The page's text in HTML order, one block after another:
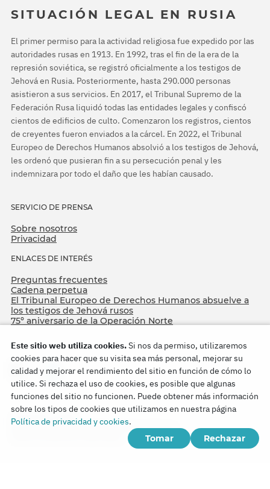
SITUACIÓN LEGAL EN RUSIA
El primer permiso para la actividad religiosa fue expedido por las
autoridades rusas en 1913. En 1992, tras el fin de la era de la
represión soviética, se registró oficialmente a los testigos de
Jehová en Rusia. Posteriormente, hasta 290.000 personas
asistieron a sus servicios. En 2017, el Tribunal Supremo de la
Federación Rusa liquidó todas las entidades legales y confiscó
cientos de edificios de culto. Comenzaron los registros, cientos
de creyentes fueron enviados a la cárcel. En 2022, el Tribunal
Europeo de Derechos Humanos absolvió a los testigos de Jehová,
les ordenó que pusieran fin a su persecución penal y les
indemnizara por todo el daño que les habían causado.
SERVICIO DE PRENSA
Sobre nosotros
Privacidad
ENLACES DE INTERÉS
Preguntas frecuentes
Cadena perpetua
El Tribunal Europeo de Derechos Humanos absuelve a
los testigos de Jehová rusos
75º aniversario de la Operación Norte
Copyright © 2026
Watch Tower Bible and Tract Society of Korea.
Este sitio web utiliza cookies.Si nos da permiso, utilizaremos
cookies para hacer que su visita sea más personal, mejorar su
calidad y mejorar el rendimiento del sitio en función de cómo lo
utilice. Si rechaza el uso de cookies, es posible que algunas
funciones del sitio no funcionen. Puede obtener más información
sobre los tipos de cookies que utilizamos en nuestra página
Política de privacidad y cookies.
Tomar
Rechazar